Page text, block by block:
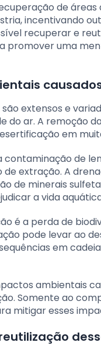
de
incentivando
recuperar e
promover uma
extensos e
do ar. A remoção
em
de
extração. A
de minerais
a vida
é a perda de
pode levar ao
em
ambientais
Somente ao
mitigar esses